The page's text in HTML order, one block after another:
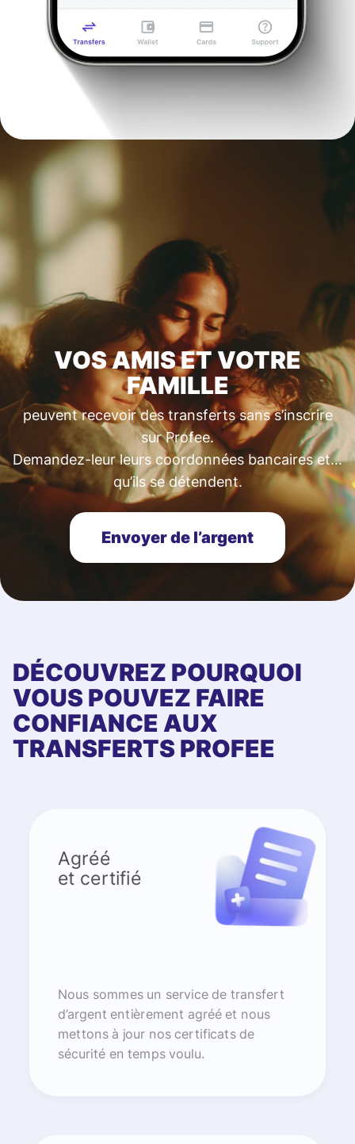
VOS AMIS ET VOTRE
FAMILLE
peuvent recevoir des transferts sans s’inscrire
sur Profee.
Demandez-leur leurs coordonnées bancaires et…
qu’ils se détendent.
Envoyer de l’argent
DÉCOUVREZ POURQUOI
VOUS POUVEZ FAIRE
CONFIANCE AUX
TRANSFERTS PROFEE
Agréé
et certifié
Nous sommes un service de transfert
d’argent entièrement agréé et nous
mettons à jour nos certificats de
sécurité en temps voulu.